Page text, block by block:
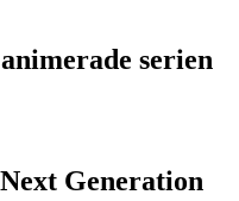
serien
Generation